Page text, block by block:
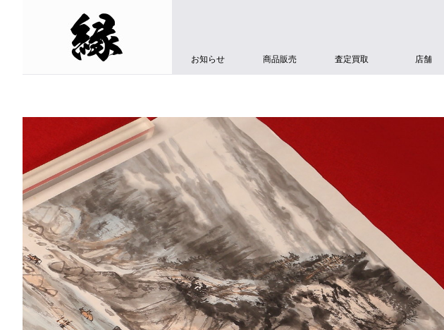
お知らせ 商品販売 査定買取 店舗